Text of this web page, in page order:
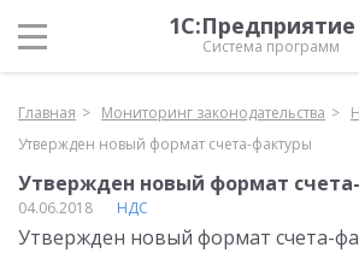
1С:Предприятие
Система программ
Главная Мониторинг законодательства
Утвержден новый формат счета-фактуры
Утвержден новый формат
04.06.2018 НДС
Утвержден новый формат счета-